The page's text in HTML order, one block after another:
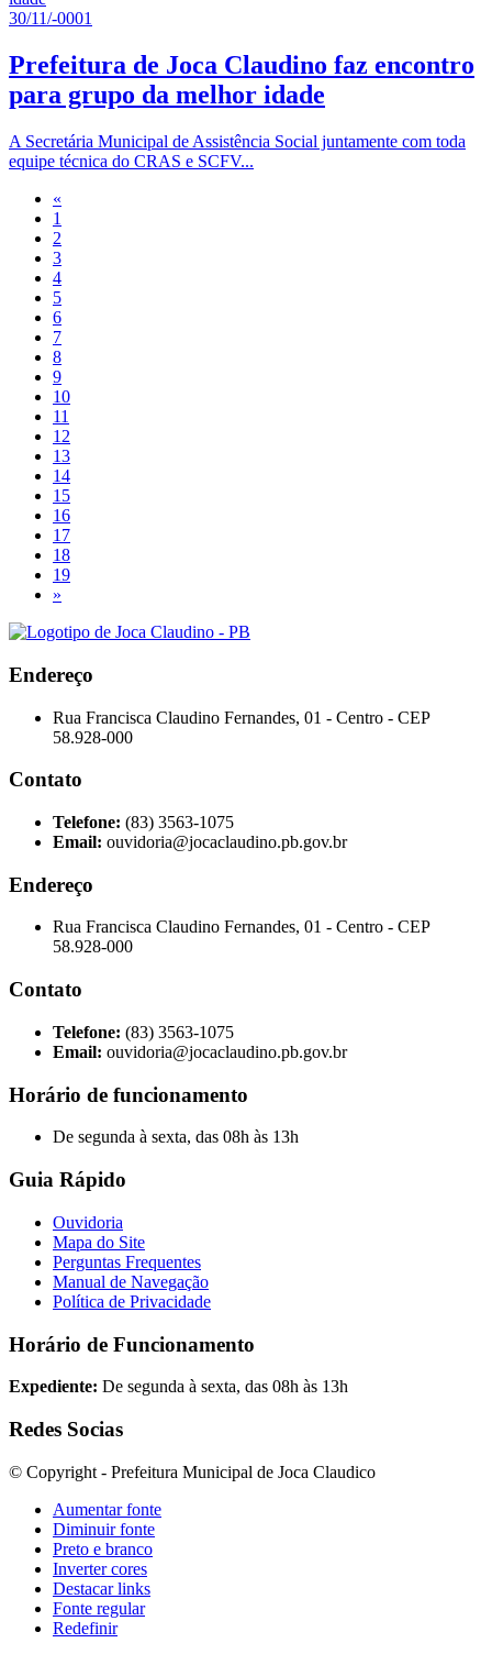
30/11/-0001
Prefeitura de Joca Claudino faz encontro
para grupo da melhor idade
A Secretária Municipal de Assistência Social juntamente com toda
equipe técnica do CRAS e SCFV...
«
1
2
3
4
5
6
7
8
9
10
11
12
13
14
15
16
17
18
19
»
Endereço
Rua Francisca Claudino Fernandes, 01 - Centro - CEP
58.928-000
Contato
Telefone: (83) 3563-1075
Email: ouvidoria@jocaclaudino.pb.gov.br
Endereço
Rua Francisca Claudino Fernandes, 01 - Centro - CEP
58.928-000
Contato
Telefone: (83) 3563-1075
Email: ouvidoria@jocaclaudino.pb.gov.br
Horário de funcionamento
De segunda à sexta, das 08h às 13h
Guia Rápido
Ouvidoria
Mapa do Site
Perguntas Frequentes
Manual de Navegação
Política de Privacidade
Horário de Funcionamento
Expediente: De segunda à sexta, das 08h às 13h
Redes Socias
© Copyright - Prefeitura Municipal de Joca Claudico
Aumentar fonte
Diminuir fonte
Preto e branco
Inverter cores
Destacar links
Fonte regular
Redefinir